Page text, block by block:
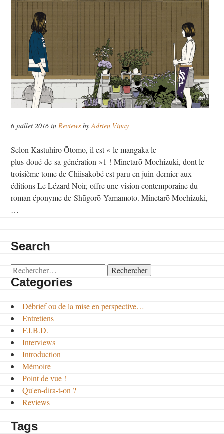
6 juillet 2016 in Reviews byAdrien Vinay
Selon Kastuhiro Ōtomo, il est « le mangaka le
plus doué de sa génération »1 ! Minetarō Mochizuki, dont le
troisième tome de Chiisakobé est paru en juin dernier aux
éditions Le Lézard Noir, offre une vision contemporaine du
roman éponyme de Shūgorō Yamamoto. Minetarō Mochizuki,
…
Search
Rechercher :
Categories
Débrief ou de la mise en perspective…
Entretiens
F.I.B.D.
Interviews
Introduction
Mémoire
Point de vue !
Qu'en-dira-t-on ?
Reviews
Tags